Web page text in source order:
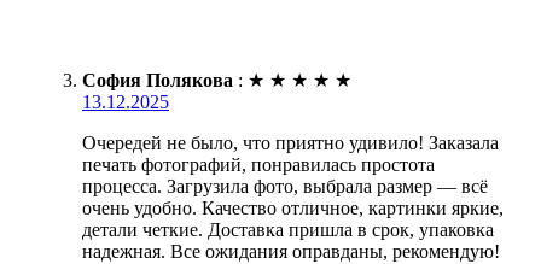
София Полякова : ★ ★ ★ ★ ★
13.12.2025
Очередей не было, что приятно удивило! Заказала
печать фотографий, понравилась простота
процесса. Загрузила фото, выбрала размер — всё
очень удобно. Качество отличное, картинки яркие,
детали четкие. Доставка пришла в срок, упаковка
надежная. Все ожидания оправданы, рекомендую!